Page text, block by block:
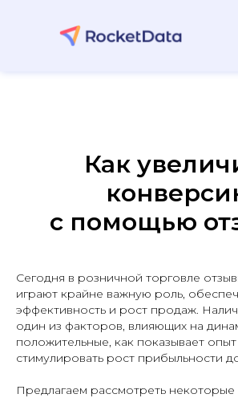
Как
с помощью
Сегодня в розничной торговле
играют крайне важную роль,
эффективность и рост продаж.
один из факторов, влияющих на
положительные, как показывает
стимулировать рост прибыльности
Предлагаем рассмотреть